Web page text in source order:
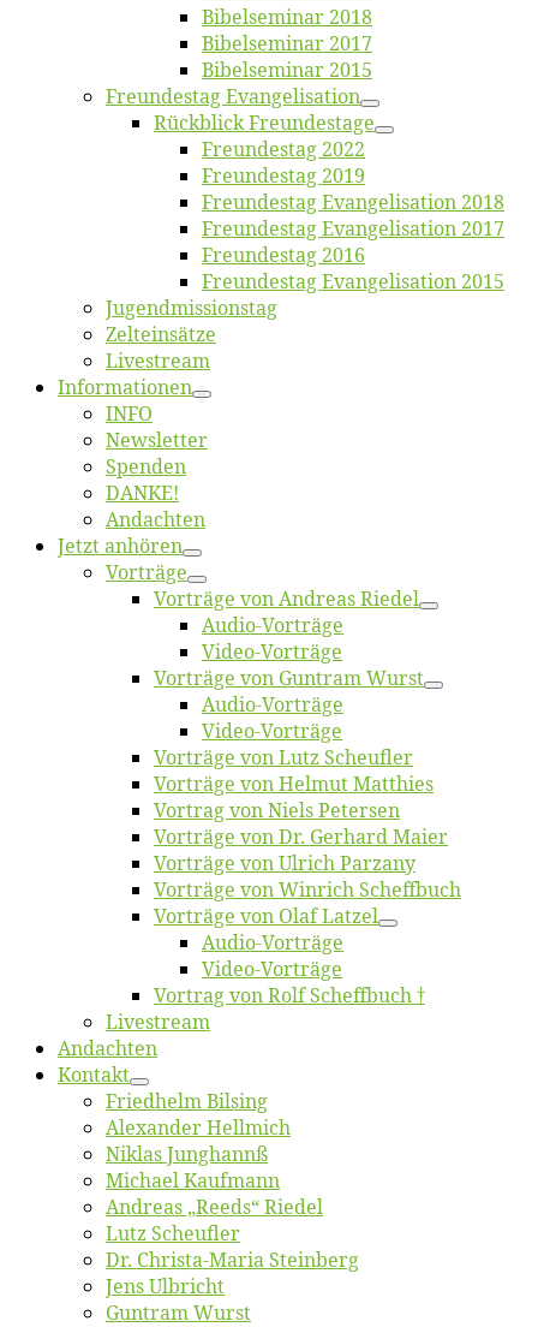
Bi­bel­se­mi­nar 2018
Bibelsemi­nar 2017
Bibelsemi­nar 2015
Freun­des­tag Evangelisation
Rück­blick Freundestage
Freun­des­tag 2022
Freun­des­tag 2019
Freun­des­tag Evan­ge­li­sa­ti­on 2018
Freun­des­tag Evan­ge­li­sa­ti­on 2017
Freun­des­tag 2016
Freun­des­tag Evan­ge­li­sa­ti­on 2015
Jugend­mis­sions­tag
Zelt­ein­sät­ze
Live­stream
Informatio­nen
INFO
News­let­ter
Spen­den
DANKE!
An­dach­ten
Jetzt an­hö­ren
Vor­trä­ge
Vor­trä­ge von An­dre­as Riedel
Au­dio-Vor­trä­ge
Vi­deo-Vor­trä­ge
Vor­trä­ge von Gun­tram Wurst
Au­dio-Vor­trä­ge
Vi­deo-Vor­trä­ge
Vor­trä­ge von Lutz Scheufler
Vor­trä­ge von Hel­mut Matthies
Vor­trag von Niels Petersen
Vor­trä­ge von Dr. Ger­hard Maier
Vor­trä­ge von Ul­rich Parzany
Vor­trä­ge von Win­rich Scheffbuch
Vor­trä­ge von Olaf Latzel
Au­dio-Vor­trä­ge
Vi­deo-Vor­trä­ge
Vor­trag von Rolf Scheffbuch †
Live­stream
An­dach­ten
Kon­takt
Fried­helm Bilsing
Alex­an­der Hellmich
Ni­klas Junghannß
Mi­cha­el Kaufmann
An­dre­as „Reeds“ Riedel
Lutz Scheuf­ler
Dr. Chris­­ta-Ma­ria Steinberg
Jens Ulb­richt
Gun­tram Wurst